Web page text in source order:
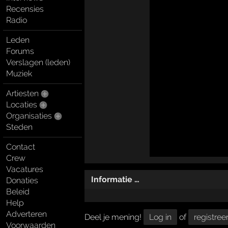
Recensies
Radio
Leden
Forums
Verslagen (leden)
Muziek
Artiesten
Locaties
Organisaties
Steden
Contact
Crew
Vacatures
Donaties
Beleid
Help
Adverteren
Voorwaarden
Informatie …
Deel je mening! Log in of registreer